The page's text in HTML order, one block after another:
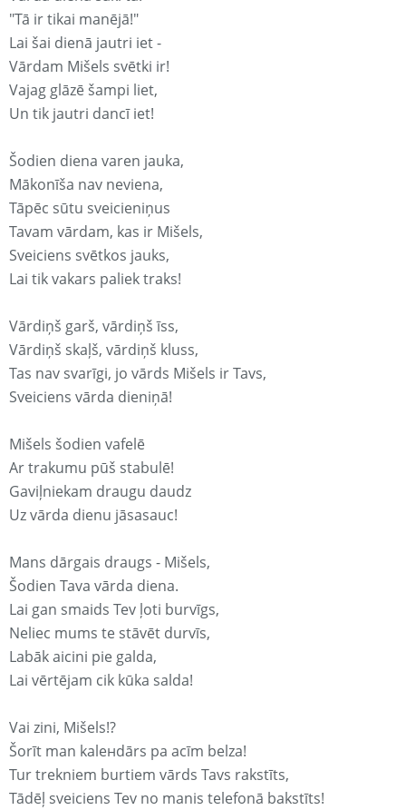
"Tā ir tikai manējā!"
Lai šai dienā jautri iet -
Vārdam Mišels svētki ir!
Vajag glāzē šampi liet,
Un tik jautri dancī iet!
Šodien diena varen jauka,
Mākonīša nav neviena,
Tāpēc sūtu sveicieniņus
Tavam vārdam, kas ir Mišels,
Sveiciens svētkos jauks,
Lai tik vakars paliek traks!
Vārdiņš garš, vārdiņš īss,
Vārdiņš skaļš, vārdiņš kluss,
Tas nav svarīgi, jo vārds Mišels ir Tavs,
Sveiciens vārda dieniņā!
Mišels šodien vafelē
Ar trakumu pūš stabulē!
Gaviļniekam draugu daudz
Uz vārda dienu jāsasauc!
Mans dārgais draugs - Mišels,
Šodien Tava vārda diena.
Lai gan smaids Tev ļoti burvīgs,
Neliec mums te stāvēt durvīs,
Labāk aicini pie galda,
Lai vērtējam cik kūka salda!
Vai zini, Mišels!?
Šorīt man kaleнdārs pa acīm belza!
Tur trekniem burtiem vārds Tavs rakstīts,
Tādēļ sveiciens Tev no manis telefonā bakstīts!